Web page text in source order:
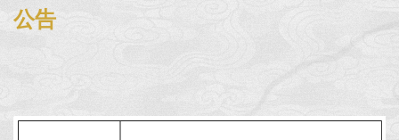
公告